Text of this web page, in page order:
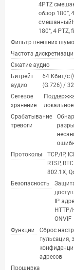
4PTZ
обзор 180°,
180°, 4 PTZ,
Фильтр внешних
Частота
Сжатие аудио
Битрейт
аудио
64 Кбит/с
(G.726) /
Сетевое
хранение
локальное
Срабатывание
тревоги
Протоколы
TCP/IP,
RTSP,
802.1X,
Безопасность
IP
HTTP/
ONVIF
Функции
Сброс
пульсация,
адресов
Прошивка